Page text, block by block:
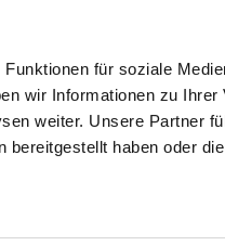
für soziale
wir Informationen zu Ihrer
weiter. Unsere Partner
bereitgestellt haben oder
BN